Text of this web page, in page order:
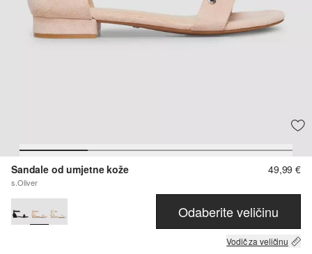
Sandale od umjetne kože
s.Oliver
49,99 €
Odaberite veličinu
Vodič za veličinu